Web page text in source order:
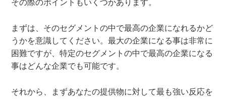
その際のポイントもいくつかあります。
まずは、そのセグメントの中で最高の企業になれるかど
うかを意識してください。最大の企業になる事は非常に
困難ですが、特定のセグメントの中で最高の企業になる
事はどんな企業でも可能です。
それから、まずあなたの提供物に対して最も強い反応を